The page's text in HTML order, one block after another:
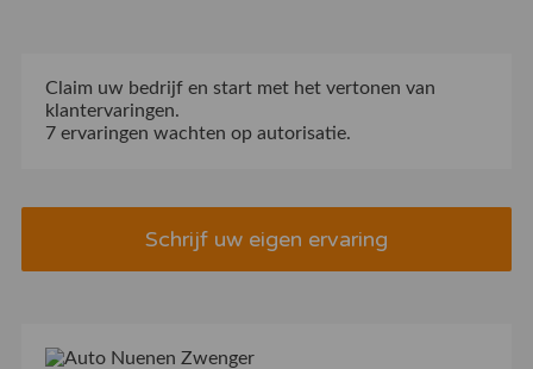
Claim uw bedrijfen start met het vertonen van
klantervaringen.
7 ervaringen wachten op autorisatie.
Schrijf uw eigen ervaring